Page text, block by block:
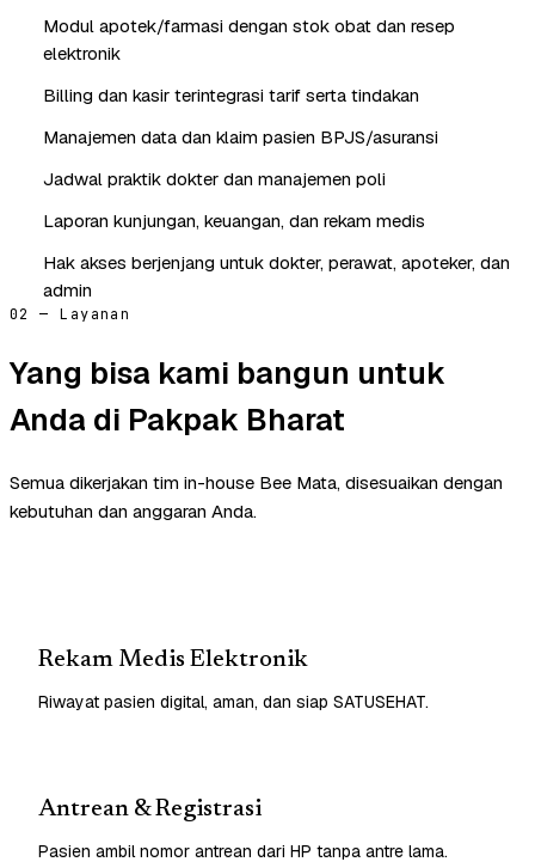
Modul apotek/farmasi dengan stok obat dan resep
elektronik
Billing dan kasir terintegrasi tarif serta tindakan
Manajemen data dan klaim pasien BPJS/asuransi
Jadwal praktik dokter dan manajemen poli
Laporan kunjungan, keuangan, dan rekam medis
Hak akses berjenjang untuk dokter, perawat, apoteker, dan
admin
02 — Layanan
Yang bisa kami bangun untuk
Anda di Pakpak Bharat
Semua dikerjakan tim in-house Bee Mata, disesuaikan dengan
kebutuhan dan anggaran Anda.
Rekam Medis Elektronik
Riwayat pasien digital, aman, dan siap SATUSEHAT.
Antrean & Registrasi
Pasien ambil nomor antrean dari HP tanpa antre lama.